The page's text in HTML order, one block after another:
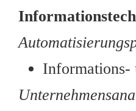
Informations-